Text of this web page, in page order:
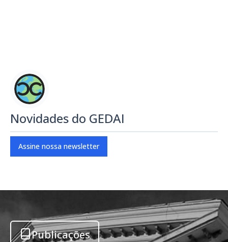
Novidades do GEDAI
Assine nossa newsletter
Publicações